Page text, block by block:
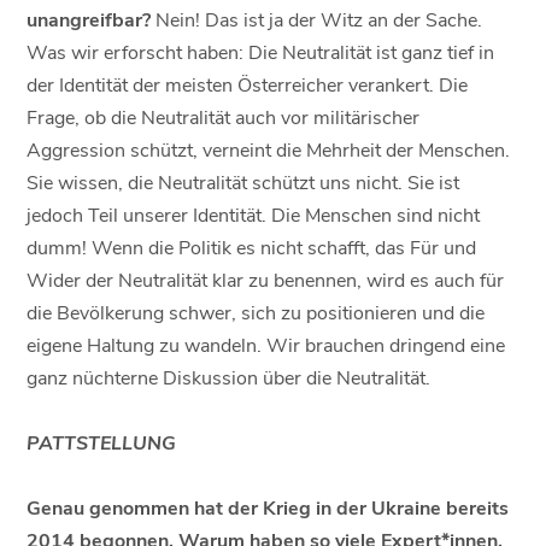
unangreifbar? Nein! Das ist ja der Witz an der Sache.
Was wir erforscht haben: Die Neutralität ist ganz tief in
der Identität der meisten Österreicher verankert. Die
Frage, ob die Neutralität auch vor militärischer
Aggression schützt, verneint die Mehrheit der Menschen.
Sie wissen, die Neutralität schützt uns nicht. Sie ist
jedoch Teil unserer Identität. Die Menschen sind nicht
dumm! Wenn die Politik es nicht schafft, das Für und
Wider der Neutralität klar zu benennen, wird es auch für
die Bevölkerung schwer, sich zu positionieren und die
eigene Haltung zu wandeln. Wir brauchen dringend eine
ganz nüchterne Diskussion über die Neutralität.
PATTSTELLUNG
Genau genommen hat der Krieg in der Ukraine bereits
2014 begonnen. Warum haben so viele Expert*innen,